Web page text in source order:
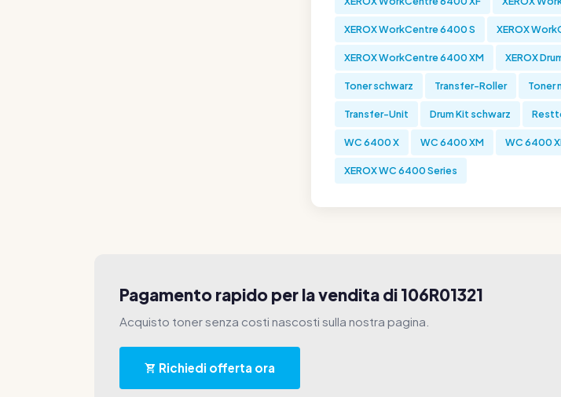
XEROX WorkCentre 6400 S XEROX
XEROX WorkCentre 6400 XM XEROX
Toner schwarz Transfer-Roller Toner
Transfer-Unit Drum Kit schwarz
WC 6400 X WC 6400 XM WC 6400
XEROX WC 6400 Series
Pagamento rapido per la vendita di 106R01321
Acquisto toner senza costi nascosti sulla nostra pagina.
Richiedi offerta ora